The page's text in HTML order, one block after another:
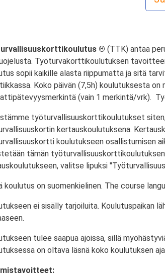
® (TTK) antaa
Työturvakorttikoulutuksen
sopii kaikille alasta riippumatta ja sitä
Koko päivän (7,5h) koulutuksesta
(vain 1 merkintä/vrk).
työturvallisuuskorttikoulutukset
kertauskoulutuksena.
koulutukseen osallistumisen
tämän
valitse lipuksi
koulutus on suomenkielinen. The course
ei sisälly tarjoiluita. Koulutuspaikan
tulee saapua ajoissa, sillä
on oltava läsnä koko koulutuksen